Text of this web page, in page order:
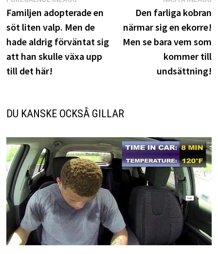
inlägg:
Familjen adopterade en
söt liten valp. Men de
hade aldrig förväntat sig
att han skulle växa upp
till det här!
Den farliga kobran
närmar sig en ekorre!
Men se bara vem som
kommer till
undsättning!
DU KANSKE OCKSÅ GILLAR